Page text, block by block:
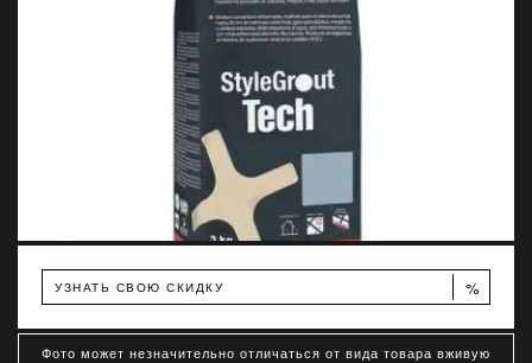
УЗНАТЬ СВОЮ СКИДКУ %
Фото может незначительно отличаться от вида товара вживую